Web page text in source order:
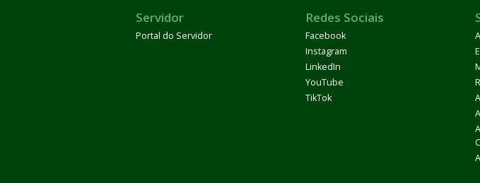
Servidor
Portal do Servidor
Redes Sociais
Facebook
Instagram
LinkedIn
YouTube
TikTok